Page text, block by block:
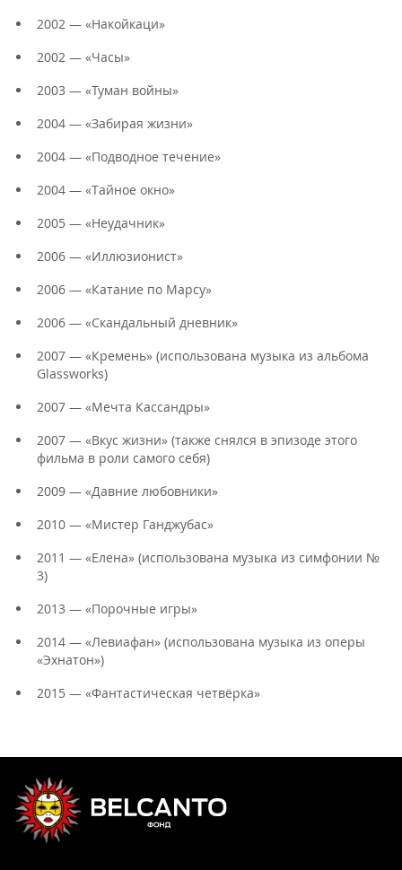
2002 — «Накойкаци»
2002 — «Часы»
2003 — «Туман войны»
2004 — «Забирая жизни»
2004 — «Подводное течение»
2004 — «Тайное окно»
2005 — «Неудачник»
2006 — «Иллюзионист»
2006 — «Катание по Марсу»
2006 — «Скандальный дневник»
2007 — «Кремень» (использована музыка из альбома
Glassworks)
2007 — «Мечта Кассандры»
2007 — «Вкус жизни» (также снялся в эпизоде этого
фильма в роли самого себя)
2009 — «Давние любовники»
2010 — «Мистер Ганджубас»
2011 — «Елена» (использована музыка из симфонии №
3)
2013 — «Порочные игры»
2014 — «Левиафан» (использована музыка из оперы
«Эхнатон»)
2015 — «Фантастическая четвёрка»